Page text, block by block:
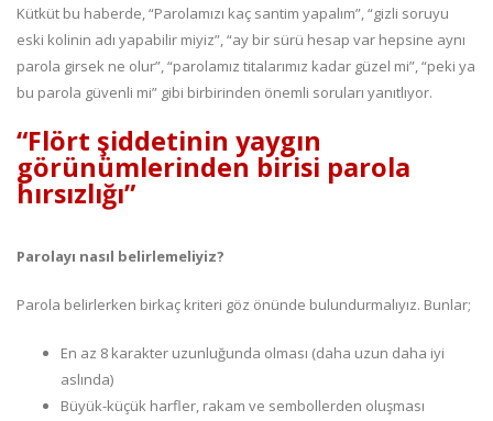
Kütküt bu haberde, “Parolamızı kaç santim yapalım”, “gizli soruyu
eski kolinin adı yapabilir miyiz”, “ay bir sürü hesap var hepsine aynı
parola girsek ne olur”, “parolamız titalarımız kadar güzel mi”, “peki ya
bu parola güvenli mi” gibi birbirinden önemli soruları yanıtlıyor.
“Flört şiddetinin yaygın
görünümlerinden birisi parola
hırsızlığı”
Parolayı nasıl belirlemeliyiz?
Parola belirlerken birkaç kriteri göz önünde bulundurmalıyız. Bunlar;
En az 8 karakter uzunluğunda olması (daha uzun daha iyi
aslında)
Büyük-küçük harfler, rakam ve sembollerden oluşması